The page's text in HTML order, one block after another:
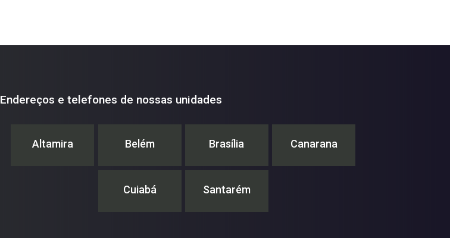
Endereços e telefones de nossas unidades
Altamira Belém Brasília Canarana
Cuiabá Santarém